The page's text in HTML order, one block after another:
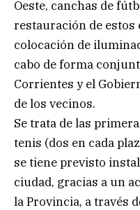
Oeste, canchas de
restauración de estos
colocación de
cabo de forma
Corrientes y el
de los vecinos.
Se trata de las
tenis (dos en cada
se tiene previsto
ciudad, gracias a un
la Provincia, a través